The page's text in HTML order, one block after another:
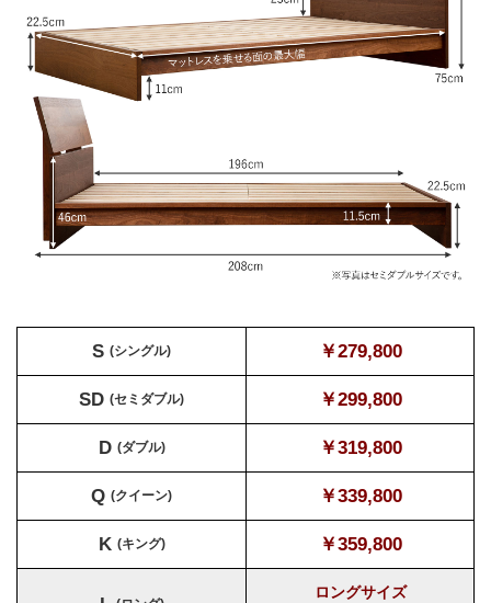
S (シングル) ￥279,800
SD (セミダブル) ￥299,800
D (ダブル) ￥319,800
Q (クイーン) ￥339,800
K (キング) ￥359,800
ロングサイズ